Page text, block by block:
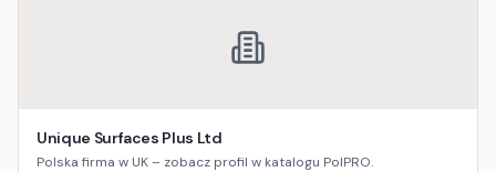
Unique Surfaces Plus Ltd
Polska firma w UK – zobacz profil w katalogu PolPRO.